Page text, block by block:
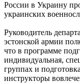
России в Украину
украинских
Руководитель
эстонской армии
что в программе
индивидуальная,
группах и
инструкторы